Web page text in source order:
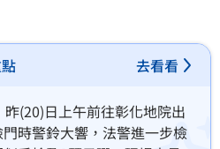
去看看
(20)日上午前往彰化地院出
時警鈴大響，法警進一步檢